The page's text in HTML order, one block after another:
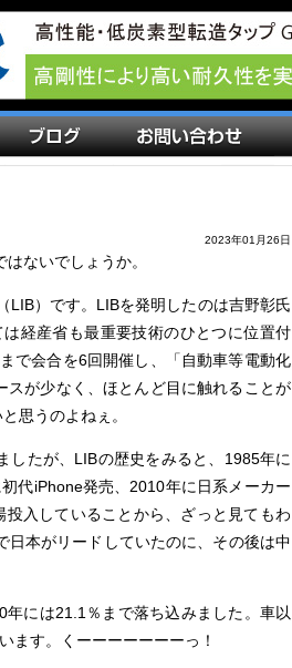
2023年01月26日
ないでしょうか。
）です。LIBを発明したのは吉野彰氏
経産省も最重要技術のひとつに位置付
で会合を6回開催し、「自動車等電動化
が少なく、ほとんど目に触れることが
思うのよねぇ。
たが、LIBの歴史をみると、1985年に
代iPhone発売、2010年に日系メーカー
入していることから、ざっと見てもわ
本がリードしていたのに、その後は中
には21.1％まで落ち込みました。車以
ます。くーーーーーーーっ！